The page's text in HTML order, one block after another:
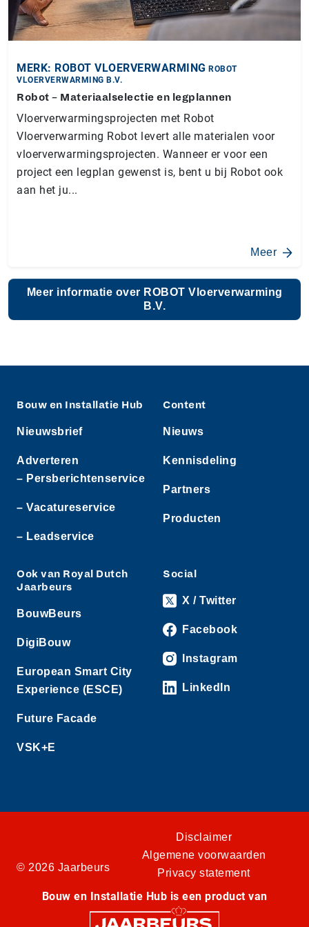
MERK: ROBOT VLOERVERWARMING ROBOT
VLOERVERWARMING B.V.
Robot – Materiaalselectie en legplannen
Vloerverwarmingsprojecten met Robot
Vloerverwarming Robot levert alle materialen voor
vloerverwarmingsprojecten. Wanneer er voor een
project een legplan gewenst is, bent u bij Robot ook
aan het ju...
Meer
Meer informatie over ROBOT Vloerverwarming
B.V.
Bouw en Installatie Hub
Nieuwsbrief
Adverteren
– Persberichtenservice
– Vacatureservice
– Leadservice
Content
Nieuws
Kennisdeling
Partners
Producten
Ook van Royal Dutch
Jaarbeurs
BouwBeurs
DigiBouw
European Smart City
Experience (ESCE)
Future Facade
VSK+E
Social
X / Twitter
Facebook
Instagram
LinkedIn
© 2026 Jaarbeurs
Disclaimer
Algemene voorwaarden
Privacy statement
Bouw en Installatie Hub is een product van